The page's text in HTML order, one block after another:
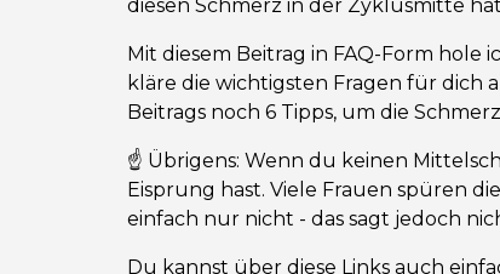
diesen Schmerz in der Zyklusmitte
Mit diesem Beitrag in FAQ-Form hole
kläre die wichtigsten Fragen für dich
Beitrags noch 6 Tipps, um die
☝️ Übrigens: Wenn du keinen
Eisprung hast. Viele Frauen spüren
einfach nur nicht - das sagt jedoch
Du kannst über diese Links auch